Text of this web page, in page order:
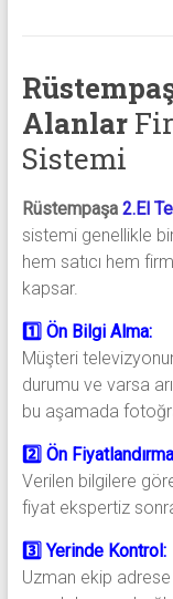
Alanlar
Sistemi
Rüstempaşa 2.El
sistemi genellikle
hem satıcı hem
kapsar.
1️⃣ Ön Bilgi Alma:
Müşteri
durumu ve varsa
bu aşamada
2️⃣ Ön
Verilen bilgilere
fiyat ekspertiz
3️⃣ Yerinde Kontrol:
Uzman ekip